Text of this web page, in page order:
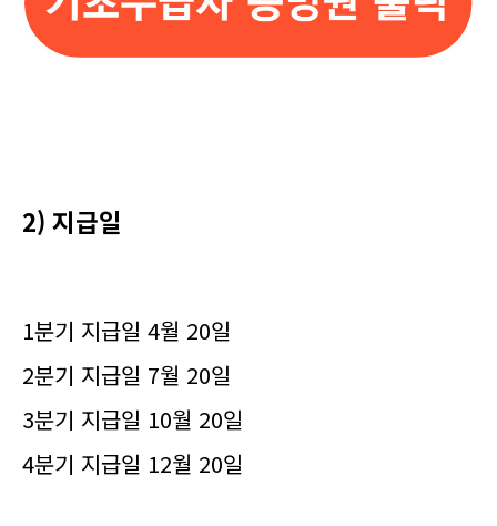
2) 지급일
1분기 지급일 4월 20일
2분기 지급일 7월 20일
3분기 지급일 10월 20일
4분기 지급일 12월 20일